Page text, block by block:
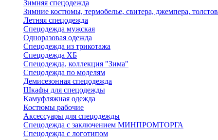
Зимняя спецодежда
Зимние костюмы, термобелье, свитера, джемпера,
Летняя спецодежда
Спецодежда мужская
Одноразовая одежда
Спецодежда из трикотажа
Спецодежда ХБ
Спецодежда, коллекция "Зима"
Спецодежда по моделям
Демисезонная спецодежда
Шкафы для спецодежды
Камуфляжная одежда
Костюмы рабочие
Аксессуары для спецодежды
Спецодежда с заключением МИНПРОМТОРГА
Спецодежда с логотипом